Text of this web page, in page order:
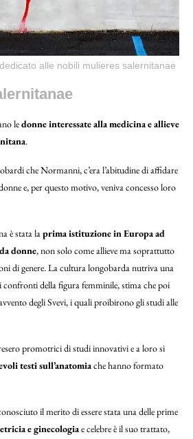
alle nobili mulieres salernitanae
ledonne interessate alla medicina e allieve
.
che Normanni, c’era l’abitudine di affidare
e, per questo motivo, veniva concesso loro
è stata laprima istituzione in Europa ad
donne, non solo come allieve ma soprattutto
di genere. La cultura longobarda nutriva una
confronti della figura femminile, stima che poi
degli Svevi, i quali proibirono gli studi alle
promotrici di studi innovativi e a loro si
testi sull’anatomiache hanno formato
il merito di essere stata una delle prime
e ginecologiae celebre è il suo trattato,